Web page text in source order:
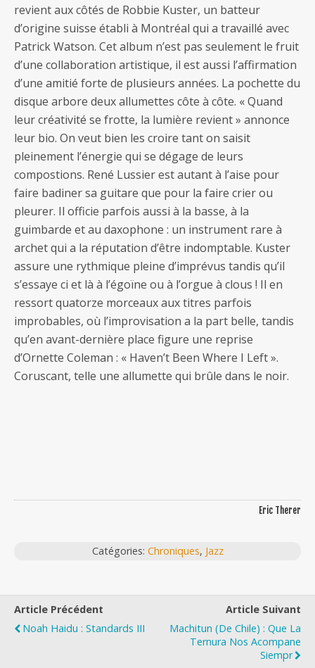
revient aux côtés de Robbie Kuster, un batteur
d’origine suisse établi à Montréal qui a travaillé avec
Patrick Watson. Cet album n’est pas seulement le fruit
d’une collaboration artistique, il est aussi l’affirmation
d’une amitié forte de plusieurs années. La pochette du
disque arbore deux allumettes côte à côte. « Quand
leur créativité se frotte, la lumière revient » annonce
leur bio. On veut bien les croire tant on saisit
pleinement l’énergie qui se dégage de leurs
compostions. René Lussier est autant à l’aise pour
faire badiner sa guitare que pour la faire crier ou
pleurer. Il officie parfois aussi à la basse, à la
guimbarde et au daxophone : un instrument rare à
archet qui a la réputation d’être indomptable. Kuster
assure une rythmique pleine d’imprévus tandis qu’il
s’essaye ci et là à l’égoïne ou à l’orgue à clous ! Il en
ressort quatorze morceaux aux titres parfois
improbables, où l’improvisation a la part belle, tandis
qu’en avant-dernière place figure une reprise
d’Ornette Coleman : « Haven’t Been Where I Left ».
Coruscant, telle une allumette qui brûle dans le noir.
Eric Therer
Catégories: Chroniques, Jazz
Article Précédent
Noah Haidu : Standards III
Article Suivant
Machitun (De Chile) : Que La
Ternura Nos Acompane
Siempr